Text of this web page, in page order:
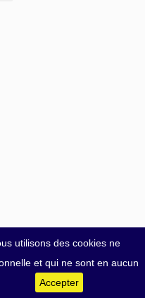
utilisons des cookies ne
et qui ne sont en aucun
Accepter